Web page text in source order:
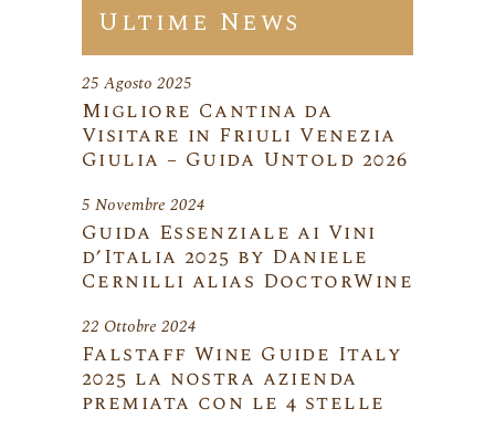
Ultime News
Migliore Cantina da
Visitare in Friuli Venezia
Giulia – Guida Untold 2026
25 Agosto 2025
Guida Essenziale ai Vini
d’Italia 2025 by Daniele
Cernilli alias DoctorWine
5 Novembre 2024
Falstaff Wine Guide Italy
2025 la nostra azienda
premiata con le 4 stelle
22 Ottobre 2024